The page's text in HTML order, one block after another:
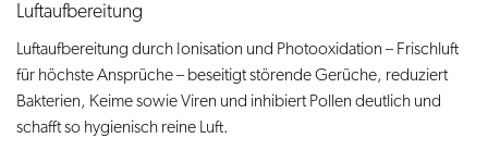
Luftaufbereitung
Luftaufbereitung durch Ionisation und Photooxidation – Frischluft
für höchste Ansprüche – beseitigt störende Gerüche, reduziert
Bakterien, Keime sowie Viren und inhibiert Pollen deutlich und
schafft so hygienisch reine Luft.